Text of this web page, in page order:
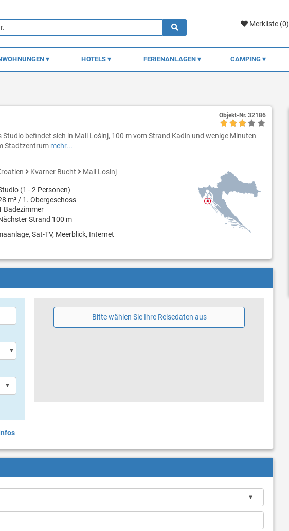
Merkliste (0)
HOTELS FERIENANLAGEN CAMPING
Studio befindet sich in Mali Lošinj, 100 m vom Strand Kadin und wenige Minuten
Stadtzentrum mehr...
Kvarner Bucht Mali Losinj
(1 - 2 Personen)
m² / 1. Obergeschoss
Badezimmer
Strand 100 m
Sat-TV, Meerblick, Internet
Objekt-Nr.32186
Bitte wählen Sie Ihre Reisedaten aus